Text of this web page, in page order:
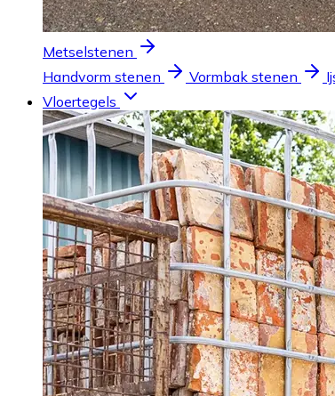
Metselstenen
Handvorm stenen
Vormbak stenen
Vloertegels